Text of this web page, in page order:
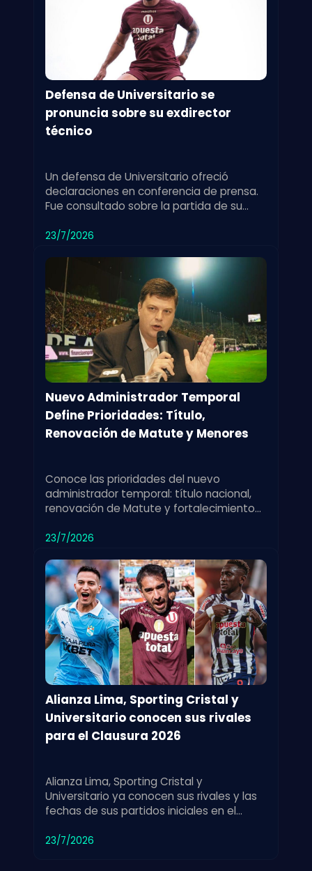
Defensa de Universitario se
pronuncia sobre su exdirector
técnico
Un defensa de Universitario ofreció
declaraciones en conferencia de prensa.
Fue consultado sobre la partida de su
equipo.
23/7/2026
Nuevo Administrador Temporal
Define Prioridades: Título,
Renovación de Matute y Menores
Conoce las prioridades del nuevo
administrador temporal: título nacional,
renovación de Matute y fortalecimiento
23/7/2026
Alianza Lima, Sporting Cristal y
Universitario conocen sus rivales
para el Clausura 2026
Alianza Lima, Sporting Cristal y
Universitario ya conocen sus rivales y las
fechas de sus partidos iniciales en el
23/7/2026